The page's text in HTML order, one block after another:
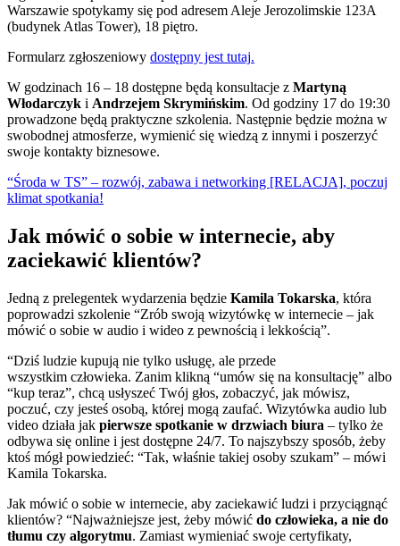
Warszawie spotykamy się pod adresem Aleje Jerozolimskie 123A
(budynek Atlas Tower), 18 piętro.
Formularz zgłoszeniowy dostępny jest tutaj.
W godzinach 16 – 18 dostępne będą konsultacje z Martyną
Włodarczyk i Andrzejem Skrymińskim. Od godziny 17 do 19:30
prowadzone będą praktyczne szkolenia. Następnie będzie można w
swobodnej atmosferze, wymienić się wiedzą z innymi i poszerzyć
swoje kontakty biznesowe.
“Środa w TS” – rozwój, zabawa i networking [RELACJA], poczuj
klimat spotkania!
Jak mówić o sobie w internecie, aby
zaciekawić klientów?
Jedną z prelegentek wydarzenia będzie Kamila Tokarska, która
poprowadzi szkolenie “Zrób swoją wizytówkę w internecie – jak
mówić o sobie w audio i wideo z pewnością i lekkością”.
“Dziś ludzie kupują nie tylko usługę, ale przede
wszystkim człowieka. Zanim klikną “umów się na konsultację” albo
“kup teraz”, chcą usłyszeć Twój głos, zobaczyć, jak mówisz,
poczuć, czy jesteś osobą, której mogą zaufać. Wizytówka audio lub
video działa jak pierwsze spotkanie w drzwiach biura – tylko że
odbywa się online i jest dostępne 24/7. To najszybszy sposób, żeby
ktoś mógł powiedzieć: “Tak, właśnie takiej osoby szukam” – mówi
Kamila Tokarska.
Jak mówić o sobie w internecie, aby zaciekawić ludzi i przyciągnąć
klientów? “Najważniejsze jest, żeby mówić do człowieka, a nie do
tłumu czy algorytmu. Zamiast wymieniać swoje certyfikaty,